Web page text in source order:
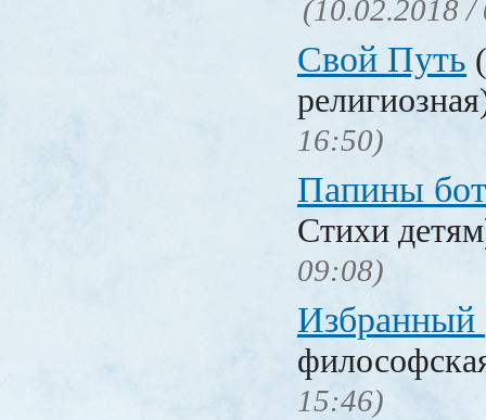
(10.02.2018 /
Свой Путь
16:50)
Папины
Стихи
09:08)
Избранный
15:46)